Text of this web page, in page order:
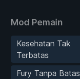
Mod Pemain
Kesehatan Tak
Terbatas
Fury Tanpa Batas